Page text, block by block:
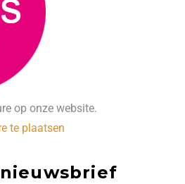
op onze website.
te plaatsen